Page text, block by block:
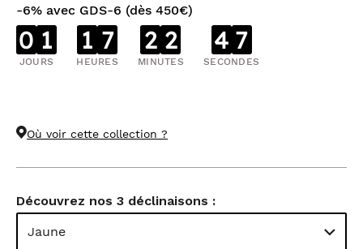
-6% avec GDS-6 (dès 450€)
0 1
JOURS
1 7
HEURES
2 2
MINUTES
4 7
SECONDES
Où voir cette collection ?
Découvrez nos 3 déclinaisons :
Jaune